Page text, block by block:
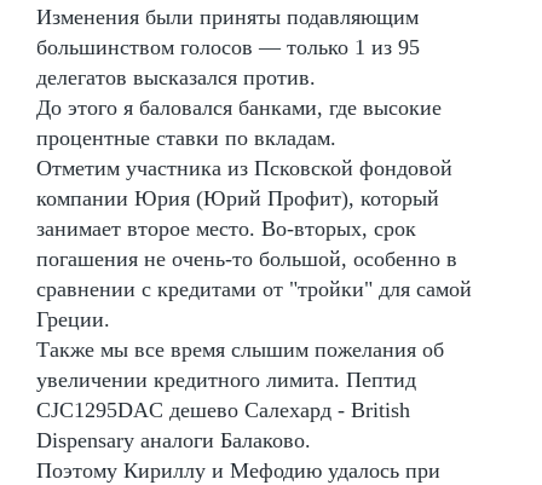
Изменения были приняты подавляющим
большинством голосов — только 1 из 95
делегатов высказался против.
До этого я баловался банками, где высокие
процентные ставки по вкладам.
Отметим участника из Псковской фондовой
компании Юрия (Юрий Профит), который
занимает второе место. Во-вторых, срок
погашения не очень-то большой, особенно в
сравнении с кредитами от "тройки" для самой
Греции.
Также мы все время слышим пожелания об
увеличении кредитного лимита. Пептид
CJC1295DAC дешево Салехард - British
Dispensary аналоги Балаково.
Поэтому Кириллу и Мефодию удалось при